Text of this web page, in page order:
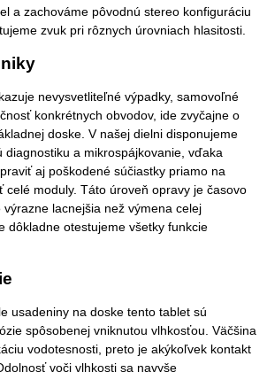
a zachováme pôvodnú stereo konfiguráciu
zvuk pri rôznych úrovniach hlasitosti.
nevysvetliteľné výpadky, samovoľné
konkrétnych obvodov, ide zvyčajne o
doske. V našej dielni disponujeme
diagnostiku a mikrospájkovanie, vďaka
aj poškodené súčiastky priamo na
celé moduly. Táto úroveň opravy je časovo
lacnejšia než výmena celej
dôkladne otestujeme všetky funkcie
usadeniny na doske tento tablet sú
spôsobenej vniknutou vlhkosťou. Väčšina
vodotesnosti, preto je akýkoľvek kontakt
voči vlhkosti sa navyše